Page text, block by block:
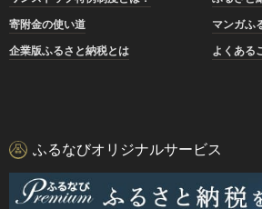
寄附金の使い道
マンガふ
企業版ふるさと納税とは
よくある
ふるなびオリジナルサービス